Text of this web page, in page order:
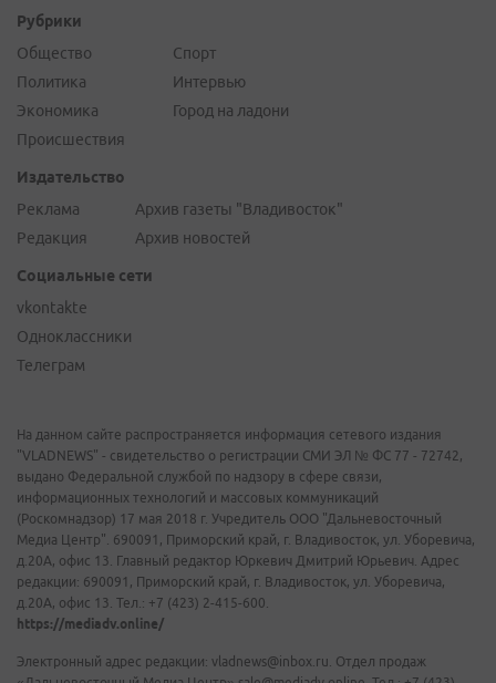
Рубрики
Общество
Политика
Экономика
Происшествия
Спорт
Интервью
Город на ладони
Издательство
Реклама
Редакция
Архив газеты "Владивосток"
Архив новостей
Социальные сети
vkontakte
Одноклассники
Телеграм
На данном сайте распространяется информация сетевого издания
"VLADNEWS" - свидетельство о регистрации СМИ ЭЛ № ФС 77 - 72742,
выдано Федеральной службой по надзору в сфере связи,
информационных технологий и массовых коммуникаций
(Роскомнадзор) 17 мая 2018 г. Учредитель ООО "Дальневосточный
Медиа Центр". 690091, Приморский край, г. Владивосток, ул. Уборевича,
д.20А, офис 13. Главный редактор Юркевич Дмитрий Юрьевич. Адрес
редакции: 690091, Приморский край, г. Владивосток, ул. Уборевича,
д.20А, офис 13. Тел.: +7 (423) 2-415-600.
https://mediadv.online/
Электронный адрес редакции: vladnews@inbox.ru. Отдел продаж